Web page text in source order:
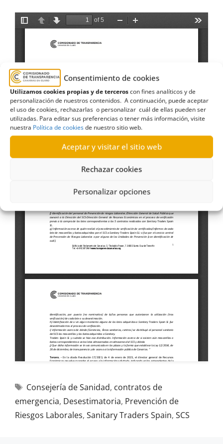
Consentimiento de cookies
Utilizamos cookies propias y de terceroscon fines analíticos y de
personalización de nuestros contenidos. A continuación, puede aceptar
el uso de cookies, rechazarlas o personalizar cuál de ellas pueden ser
utilizadas. Para editar sus preferencias o tener más información, visite
nuestra Política de cookiesde nuestro sitio web.
Aceptar y visitar el sitio web
Rechazar cookies
Personalizar opciones
Consejería de Sanidad, contratos de
emergencia, Desestimatoria, Prevención de
Riesgos Laborales, Sanitary Traders Spain, SCS